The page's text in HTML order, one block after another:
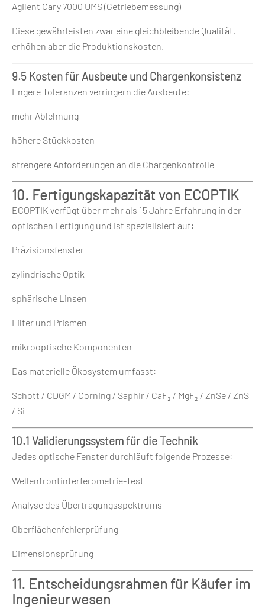
Agilent Cary 7000 UMS (Getriebemessung)
Diese gewährleisten zwar eine gleichbleibende Qualität,
erhöhen aber die Produktionskosten.
9.5 Kosten für Ausbeute und Chargenkonsistenz
Engere Toleranzen verringern die Ausbeute:
mehr Ablehnung
höhere Stückkosten
strengere Anforderungen an die Chargenkontrolle
10. Fertigungskapazität von ECOPTIK
ECOPTIK verfügt über mehr als 15 Jahre Erfahrung in der
optischen Fertigung und ist spezialisiert auf:
Präzisionsfenster
zylindrische Optik
sphärische Linsen
Filter und Prismen
mikrooptische Komponenten
Das materielle Ökosystem umfasst:
Schott / CDGM / Corning / Saphir / CaF₂ / MgF₂ / ZnSe / ZnS
/ Si
10.1 Validierungssystem für die Technik
Jedes optische Fenster durchläuft folgende Prozesse:
Wellenfrontinterferometrie-Test
Analyse des Übertragungsspektrums
Oberflächenfehlerprüfung
Dimensionsprüfung
11. Entscheidungsrahmen für Käufer im
Ingenieurwesen